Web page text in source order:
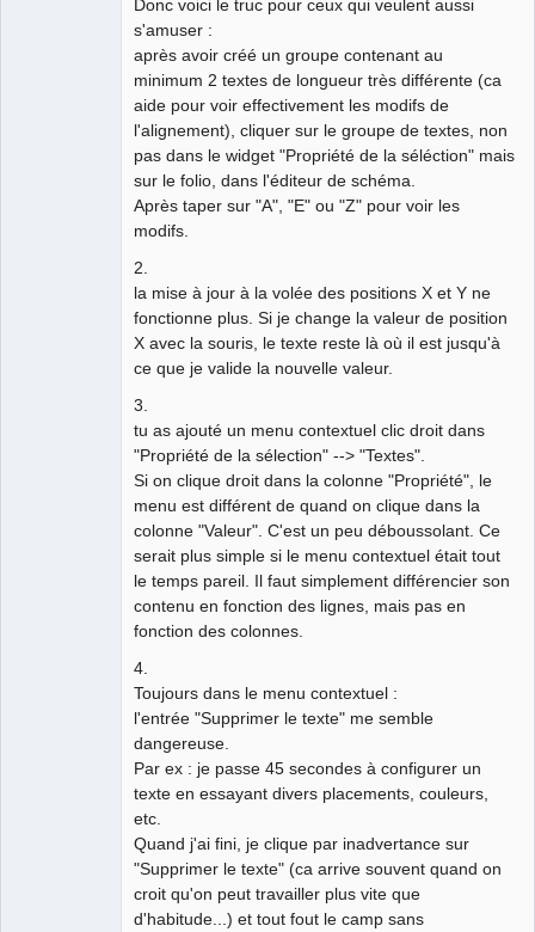
Donc voici le truc pour ceux qui veulent aussi
s'amuser :
après avoir créé un groupe contenant au
minimum 2 textes de longueur très différente (ca
aide pour voir effectivement les modifs de
l'alignement), cliquer sur le groupe de textes, non
pas dans le widget "Propriété de la séléction" mais
sur le folio, dans l'éditeur de schéma.
Après taper sur "A", "E" ou "Z" pour voir les
modifs.
2.
la mise à jour à la volée des positions X et Y ne
fonctionne plus. Si je change la valeur de position
X avec la souris, le texte reste là où il est jusqu'à
ce que je valide la nouvelle valeur.
3.
tu as ajouté un menu contextuel clic droit dans
"Propriété de la sélection" --> "Textes".
Si on clique droit dans la colonne "Propriété", le
menu est différent de quand on clique dans la
colonne "Valeur". C'est un peu déboussolant. Ce
serait plus simple si le menu contextuel était tout
le temps pareil. Il faut simplement différencier son
contenu en fonction des lignes, mais pas en
fonction des colonnes.
4.
Toujours dans le menu contextuel :
l'entrée "Supprimer le texte" me semble
dangereuse.
Par ex : je passe 45 secondes à configurer un
texte en essayant divers placements, couleurs,
etc.
Quand j'ai fini, je clique par inadvertance sur
"Supprimer le texte" (ca arrive souvent quand on
croit qu'on peut travailler plus vite que
d'habitude...) et tout fout le camp sans